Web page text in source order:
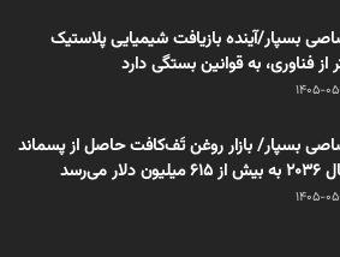
بسپار/آینده بازیافت شیمیایی پلاستیک
از فناوری، به قوانین بستگی دارد
1405-
بسپار/ بازار روغن تَف‌کافت حاصل از پسماند
می‌رسد
1405-